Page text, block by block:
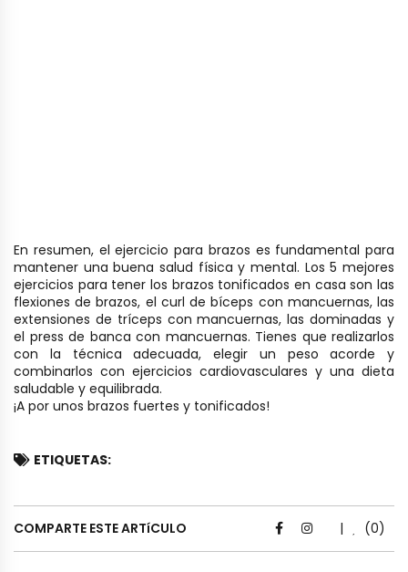
En resumen, el ejercicio para brazos es fundamental para
mantener una buena salud física y mental. Los 5 mejores
ejercicios para tener los brazos tonificados en casa son las
flexiones de brazos, el curl de bíceps con mancuernas, las
extensiones de tríceps con mancuernas, las dominadas y
el press de banca con mancuernas. Tienes que realizarlos
con la técnica adecuada, elegir un peso acorde y
combinarlos con ejercicios cardiovasculares y una dieta
saludable y equilibrada.
¡A por unos brazos fuertes y tonificados!
ETIQUETAS:
COMPARTE ESTE ARTíCULO | (0)